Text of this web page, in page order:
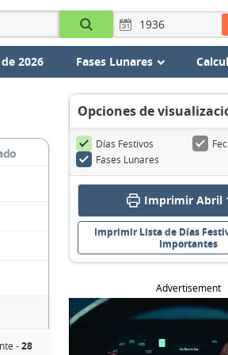
2026 Fases Lunares
-28
Opciones de
Días Festivos
Fases Lunares
Imprimir Abril
Imprimir Lista de Días
Importantes
Advertisement